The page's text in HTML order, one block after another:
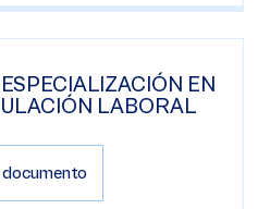
EN
LABORAL